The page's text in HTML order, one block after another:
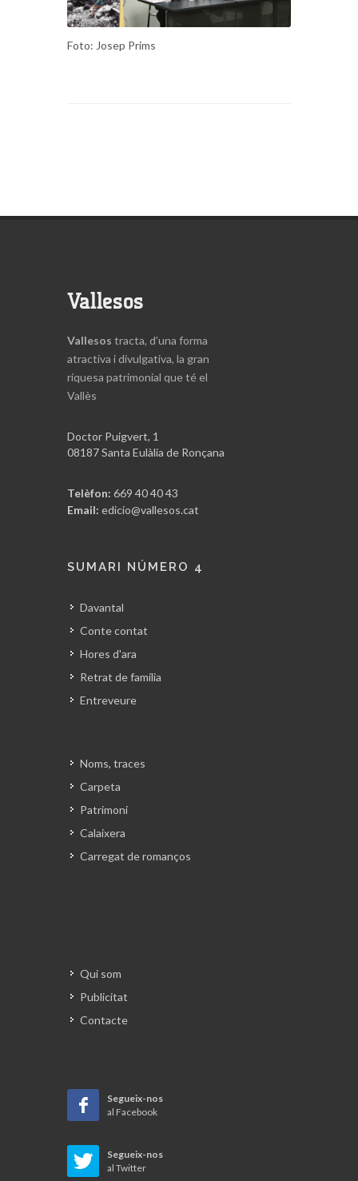
Foto: Josep Prims
Vallesos
Vallesos tracta, d’una forma
atractiva i divulgativa, la gran
riquesa patrimonial que té el
Vallès
Doctor Puigvert, 1
08187 Santa Eulàlia de Ronçana
Telèfon: 669 40 40 43
Email: edicio@vallesos.cat
SUMARI NÚMERO 4
Davantal
Conte contat
Hores d'ara
Retrat de família
Entreveure
Noms, traces
Carpeta
Patrimoni
Calaixera
Carregat de romanços
Qui som
Publicitat
Contacte
Segueix-nos
al Facebook
Segueix-nos
al Twitter